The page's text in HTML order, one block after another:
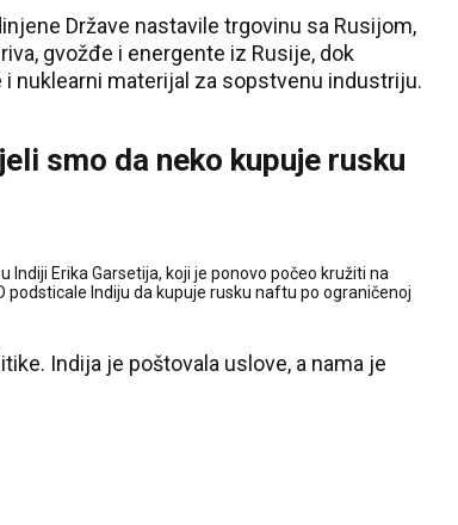
Države nastavile trgovinu sa Rusijom,
gvožđe i energente iz Rusije, dok
nuklearni materijal za sopstvenu industriju.
smo da neko kupuje rusku
Erika Garsetija, koji je ponovo počeo kružiti na
Indiju da kupuje rusku naftu po ograničenoj
Indija je poštovala uslove, a nama je